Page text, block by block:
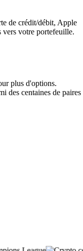
de crédit/débit, Apple
vers votre portefeuille.
plus d'options.
des centaines de paires